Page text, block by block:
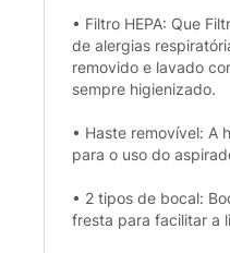
• Filtro HEPA: Que
de alergias
removido e lavado
sempre higienizado.
• Haste removível: A
para o uso do
• 2 tipos de bocal:
fresta para facilitar a